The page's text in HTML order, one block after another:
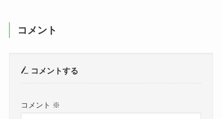
コメント
コメントする
コメント ※